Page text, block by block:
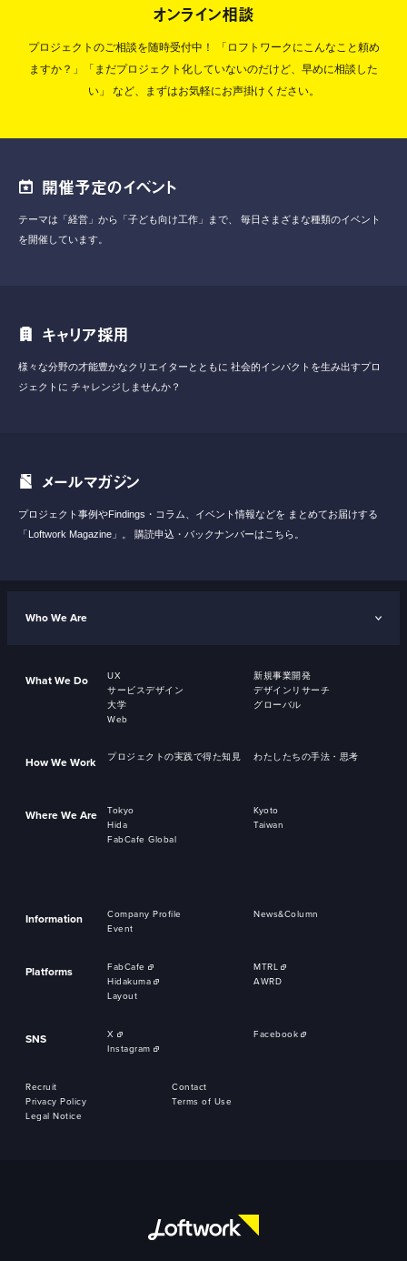
オンライン相談
プロジェクトのご相談を随時受付中！
「ロフトワークにこんなこと頼め
ますか？」「まだプロジェクト化していないのだけど、早めに相談した
い」
など、まずはお気軽にお声掛けください。
開催予定のイベント
テーマは「経営」から「子ども向け工作」まで、
毎日さまざまな種類のイベント
を開催しています。
キャリア採用
様々な分野の才能豊かなクリエイターとともに 社会的インパクトを生み出すプロ
ジェクトに チャレンジしませんか？
メールマガジン
プロジェクト事例やFindings・コラム、イベント情報などを まとめてお届けする
「Loftwork Magazine」。
購読申込・バックナンバーはこちら。
Who We Are
What We Do UX
新規事業開発
サービスデザイン
デザインリサーチ
大学
グローバル
Web
How We Work プロジェクトの実践で得た知見 わたしたちの手法・思考
Where We Are Tokyo
Kyoto
Hida
Taiwan
FabCafe Global
Information Company Profile
News&Column
Event
Platforms FabCafe
MTRL
Hidakuma
AWRD
Layout
SNS X
Facebook
Instagram
Recruit
Contact
Privacy Policy
Terms of Use
Legal Notice